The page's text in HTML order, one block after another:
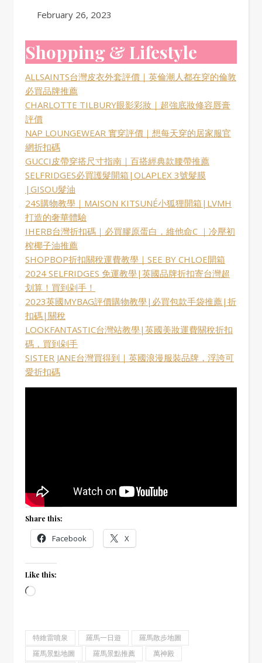
Date
February 26, 2023
Shopping & Lifestyle
ALLSAINTS台灣皮衣外套評價｜英倫潮人都在穿的倫敦
必買品牌推薦
CHARLOTTE TILBURY眼影彩妝｜超強底妝修容唇膏
評價
NAP LOUNGEWEAR 實穿評價｜想每天穿的居家服官
網折扣碼
GUCCI皮帶穿搭尺寸指南｜百搭經典款腰帶推薦
SELFRIDGES必買護髮開箱|OLAPLEX 3號髮膜
|GISOU髮油
24S購物教學｜MAISON KITSUNÉ小狐狸開箱|LVMH
打造的奢華體驗
IHERB台灣折扣碼｜必買膠原蛋白，維他命C ｜冷壓初
榨椰子油推薦
SHOPBOP折扣關稅運費教學｜SEE BY CHLOE開箱
2024 SELFRIDGES 免運教學|英國品牌折扣寄台灣超
划算！買到剁手！
2023英國MYBAG評價購物教學|必買包款手袋推薦|折
扣碼|關稅
LOOKFANTASTIC台灣站教學|英國美妝運費關稅折扣
碼，買到剁手
SISTER JANE台灣買得到｜英國浪漫服裝品牌，浮誇可
愛折扣碼
Share this:
Facebook X
Like this:
Loading…
特維雷噴泉 羅馬一日遊
羅馬散步地圖
羅馬景點地圖
羅馬景點推薦
萬神殿